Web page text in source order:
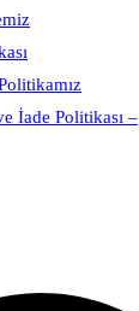
İade Politikası –